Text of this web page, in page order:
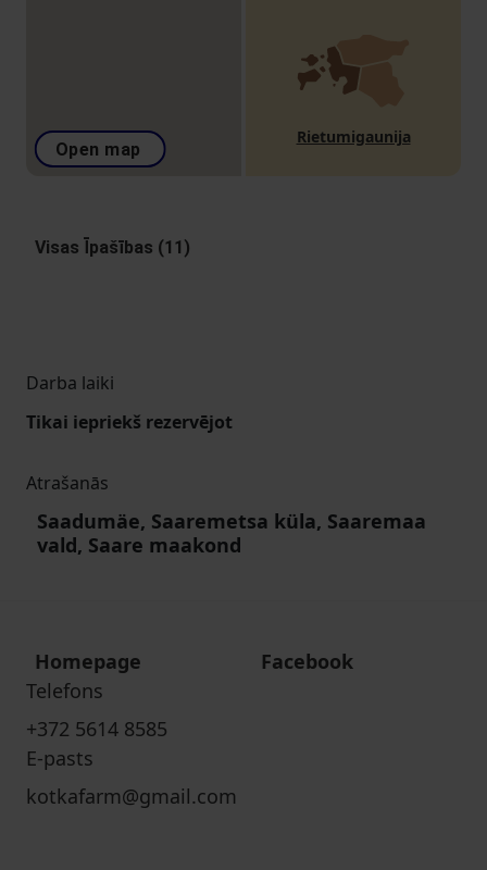
Open map
Rietumigaunija
Visas Īpašības (11)
Darba laiki
Tikai iepriekš rezervējot
Atrašanās
Saadumäe, Saaremetsa küla, Saaremaa
vald, Saare maakond
Homepage
Facebook
Telefons
+372 5614 8585
E-pasts
kotkafarm@gmail.com